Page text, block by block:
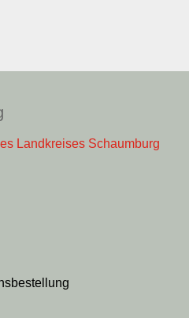
Landkreises Schaumburg